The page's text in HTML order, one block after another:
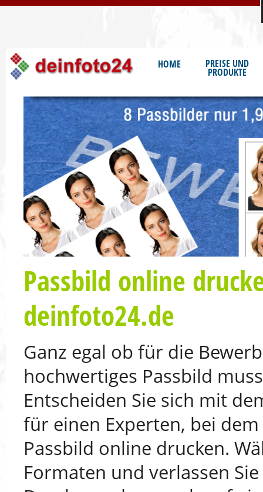
HOME PREISE UND
PRODUKTE
Passbild online
deinfoto24.de
Ganz egal ob für die
hochwertiges Passbild
Entscheiden Sie sich mit
für einen Experten, bei
Passbild online drucken.
Formaten und verlassen